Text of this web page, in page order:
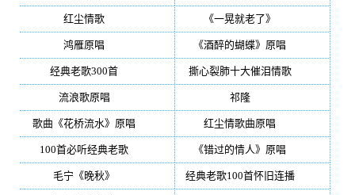
红尘情歌 《一晃就老了》
鸿雁原唱 《酒醉的蝴蝶》原唱
经典老歌300首 撕心裂肺十大催泪情歌(195)
流浪歌原唱 祁隆(188)
歌曲《花桥流水》原唱 红尘情歌曲原唱
100首必听经典老歌 《错过的情人》原唱
毛宁《晚秋》 经典老歌100首怀旧连播(134)